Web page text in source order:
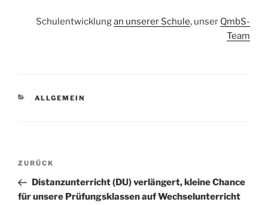
Schulentwicklungan unserer Schule, unser QmbS-
Team
KATEGORIEN
ALLGEMEIN
Beitragsnavigation
Vorheriger
Beitrag
ZURÜCK
Distanzunterricht (DU) verlängert, kleine Chance
für unsere Prüfungsklassen auf Wechselunterricht